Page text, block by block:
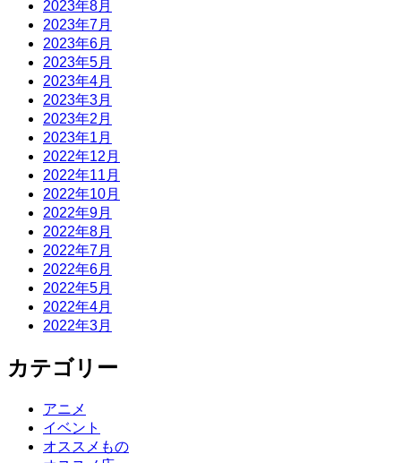
2023年8月
2023年7月
2023年6月
2023年5月
2023年4月
2023年3月
2023年2月
2023年1月
2022年12月
2022年11月
2022年10月
2022年9月
2022年8月
2022年7月
2022年6月
2022年5月
2022年4月
2022年3月
カテゴリー
アニメ
イベント
オススメもの